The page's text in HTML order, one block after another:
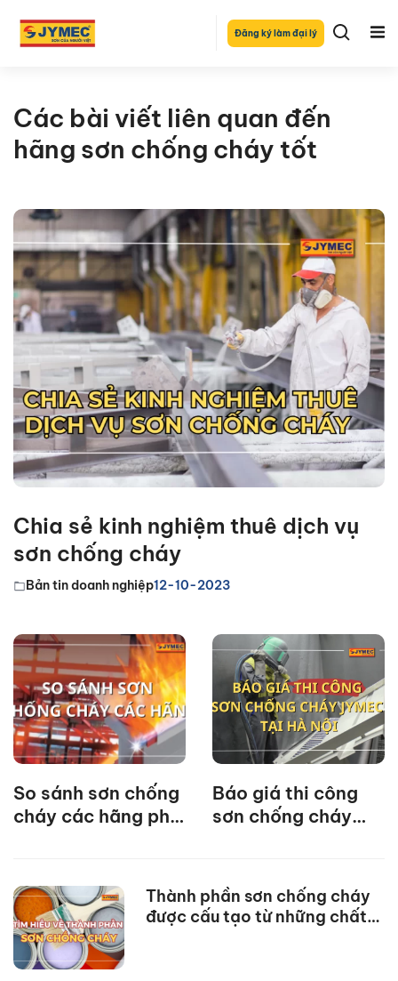
Đăng ký làm đại lý
Các bài viết liên quan đến
hãng sơn chống cháy tốt
Chia sẻ kinh nghiệm thuê dịch vụ
sơn chống cháy
Bản tin doanh nghiệp12-10-2023
So sánh sơn chống
cháy các hãng phổ
Báo giá thi công
sơn chống cháy
Thành phần sơn chống cháy
được cấu tạo từ những chất